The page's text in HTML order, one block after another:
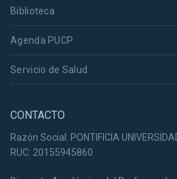
Biblioteca
Agenda PUCP
Servicio de Salud
CONTACTO
Razón Social: PONTIFICIA
RUC: 20155945860